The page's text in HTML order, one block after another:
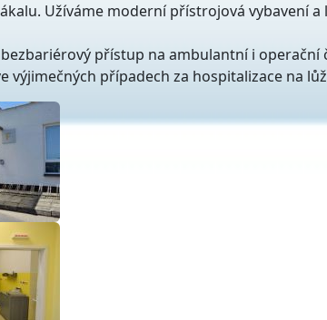
Užíváme moderní přístrojová vybavení a
přístup na ambulantní i operační
výjimečných případech za hospitalizace na